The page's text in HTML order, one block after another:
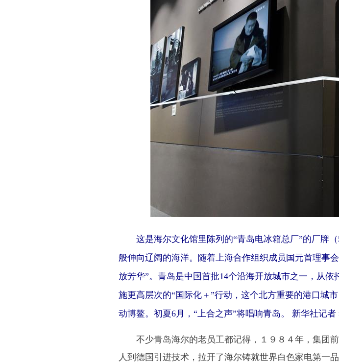
这是海尔文化馆里陈列的“青岛电冰箱总厂”的厂牌（
般伸向辽阔的海洋。随着上海合作组织成员国元首理事
放芳华”。青岛是中国首批14个沿海开放城市之一，从
施更高层次的“国际化＋”行动，这个北方重要的港口城
动博鳌。初夏6月，“上合之声”将唱响青岛。 新华社记者
不少青岛海尔的老员工都记得，１９８４年，集团
人到德国引进技术，拉开了海尔铸就世界白色家电第一品